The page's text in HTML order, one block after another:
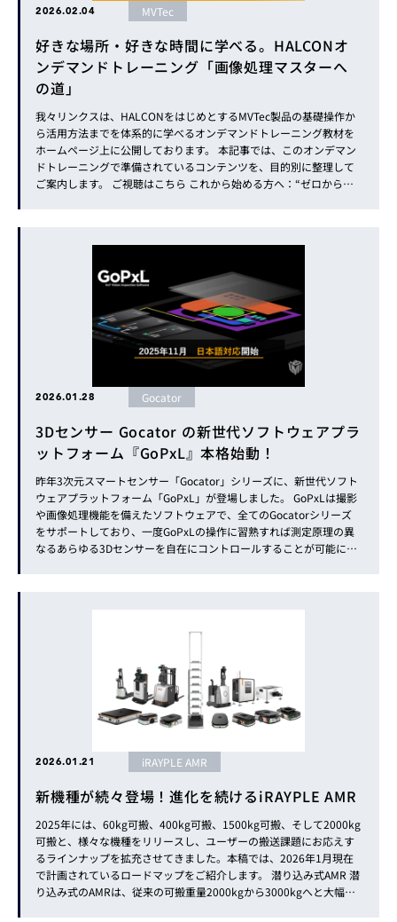
2026.02.04 MVTec
好きな場所・好きな時間に学べる。HALCONオ
ンデマンドトレーニング「画像処理マスターへ
の道」
我々リンクスは、HALCONをはじめとするMVTec製品の基礎操作か
ら活用方法までを体系的に学べるオンデマンドトレーニング教材を
ホームページ上に公開しております。 本記事では、このオンデマン
ドトレーニングで準備されているコンテンツを、目的別に整理して
ご案内します。 ご視聴はこちら これから始める方へ：“ゼロからセ
2026.01.28 Gocator
3Dセンサー Gocator の新世代ソフトウェアプラ
ットフォーム『GoPxL』本格始動！
昨年3次元スマートセンサー「Gocator」シリーズに、新世代ソフト
ウェアプラットフォーム「GoPxL」が登場しました。 GoPxLは撮影
や画像処理機能を備えたソフトウェアで、全てのGocatorシリーズ
をサポートしており、一度GoPxLの操作に習熟すれば測定原理の異
なるあらゆる3Dセンサーを自在にコントロールすることが可能にな
2026.01.21 iRAYPLE AMR
新機種が続々登場！進化を続けるiRAYPLE AMR
2025年には、60kg可搬、400kg可搬、1500kg可搬、そして2000kg
可搬と、様々な機種をリリースし、ユーザーの搬送課題にお応えす
るラインナップを拡充させてきました。本稿では、2026年1月現在
で計画されているロードマップをご紹介します。 潜り込み式AMR 潜
り込み式のAMRは、従来の可搬重量2000kgから3000kgへと大幅に